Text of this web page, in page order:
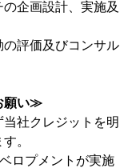
企画設計、実施及
価及びコンサル
願い≫
社クレジットを明
。
ロプメントが実施